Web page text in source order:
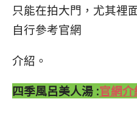
只能在拍大門，尤其裡
自行參考官網
介紹。
四季風呂美人湯 :官網介